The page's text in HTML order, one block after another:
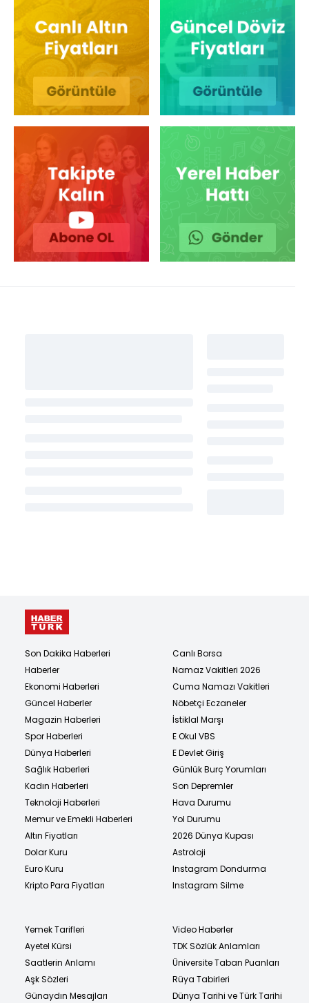
Son Dakika Haberleri
Haberler
Ekonomi Haberleri
Güncel Haberler
Magazin Haberleri
Spor Haberleri
Dünya Haberleri
Sağlık Haberleri
Kadın Haberleri
Teknoloji Haberleri
Memur ve Emekli Haberleri
Altın Fiyatları
Dolar Kuru
Euro Kuru
Kripto Para Fiyatları
Canlı Borsa
Namaz Vakitleri 2026
Cuma Namazı Vakitleri
Nöbetçi Eczaneler
İstiklal Marşı
E Okul VBS
E Devlet Giriş
Günlük Burç Yorumları
Son Depremler
Hava Durumu
Yol Durumu
2026 Dünya Kupası
Astroloji
Instagram Dondurma
Instagram Silme
Yemek Tarifleri
Ayetel Kürsi
Saatlerin Anlamı
Aşk Sözleri
Günaydın Mesajları
Video Haberler
TDK Sözlük Anlamları
Üniversite Taban Puanları
Rüya Tabirleri
Dünya Tarihi ve Türk Tarihi